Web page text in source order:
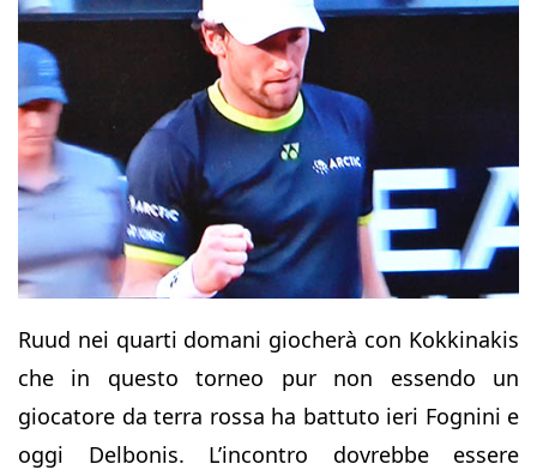
Ruud nei quarti domani giocherà con Kokkinakis
che in questo torneo pur non essendo un
giocatore da terra rossa ha battuto ieri Fognini e
oggi Delbonis. L’incontro dovrebbe essere